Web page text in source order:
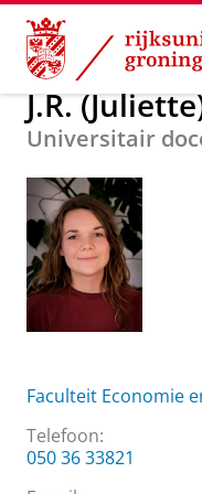
Skip
Content
Skip
Navigation
Over ons
J.R.
Universitair
Faculteit Economie
Telefoon:
050 36 33821